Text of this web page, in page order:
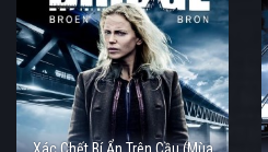
Xác Chết Bí Ẩn Trên Cầu (Mùa